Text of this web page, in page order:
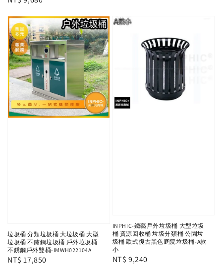
垃圾桶 分類垃圾桶 大垃圾桶 大型
垃圾桶 不鏽鋼垃圾桶 戶外垃圾桶
不銹鋼戶外雙桶-IMWH022104A
Regular
NT$ 17,850
INPHIC-鐵藝戶外垃圾桶 大型垃圾
桶 資源回收桶 垃圾分類桶 公園垃
圾桶 歐式復古黑色庭院垃圾桶-A款
小
Regular
NT$ 9,240